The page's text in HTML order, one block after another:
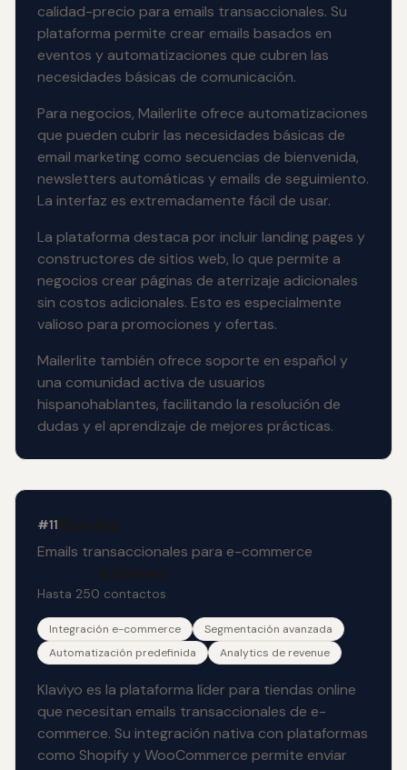
calidad-precio para emails transaccionales. Su
plataforma permite crear emails basados en
eventos y automatizaciones que cubren las
necesidades básicas de comunicación.
Para negocios, Mailerlite ofrece automatizaciones
que pueden cubrir las necesidades básicas de
email marketing como secuencias de bienvenida,
newsletters automáticas y emails de seguimiento.
La interfaz es extremadamente fácil de usar.
La plataforma destaca por incluir landing pages y
constructores de sitios web, lo que permite a
negocios crear páginas de aterrizaje adicionales
sin costos adicionales. Esto es especialmente
valioso para promociones y ofertas.
Mailerlite también ofrece soporte en español y
una comunidad activa de usuarios
hispanohablantes, facilitando la resolución de
dudas y el aprendizaje de mejores prácticas.
#11
Emails transaccionales para e-commerce
Hasta 250 contactos
Integración e-commerce
Segmentación avanzada
Automatización predefinida
Analytics de revenue
Klaviyo es la plataforma líder para tiendas online
que necesitan emails transaccionales de e-
commerce. Su integración nativa con plataformas
como Shopify y WooCommerce permite enviar